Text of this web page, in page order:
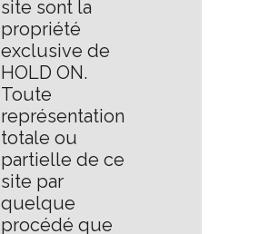
site sont la
propriété
exclusive de
HOLD ON.
Toute
représentation
totale ou
partielle de ce
site par
quelque
procédé que